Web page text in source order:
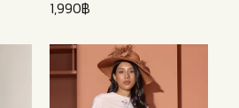
1,990฿